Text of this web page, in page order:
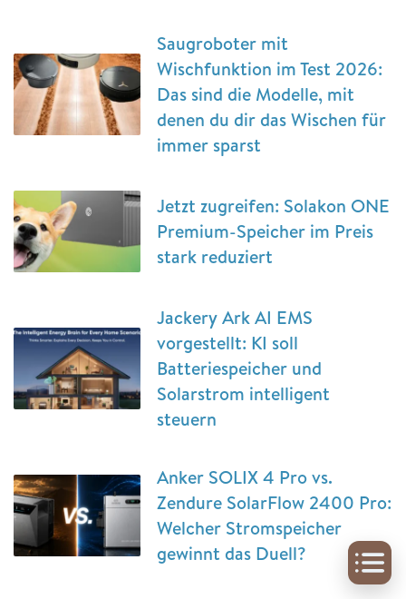
Saugroboter mit
Wischfunktion im Test 2026:
Das sind die Modelle, mit
denen du dir das Wischen für
immer sparst
Jetzt zugreifen: Solakon ONE
Premium-Speicher im Preis
stark reduziert
Jackery Ark AI EMS
vorgestellt: KI soll
Batteriespeicher und
Solarstrom intelligent
steuern
Anker SOLIX 4 Pro vs.
Zendure SolarFlow 2400 Pro:
Welcher Stromspeicher
gewinnt das Duell?